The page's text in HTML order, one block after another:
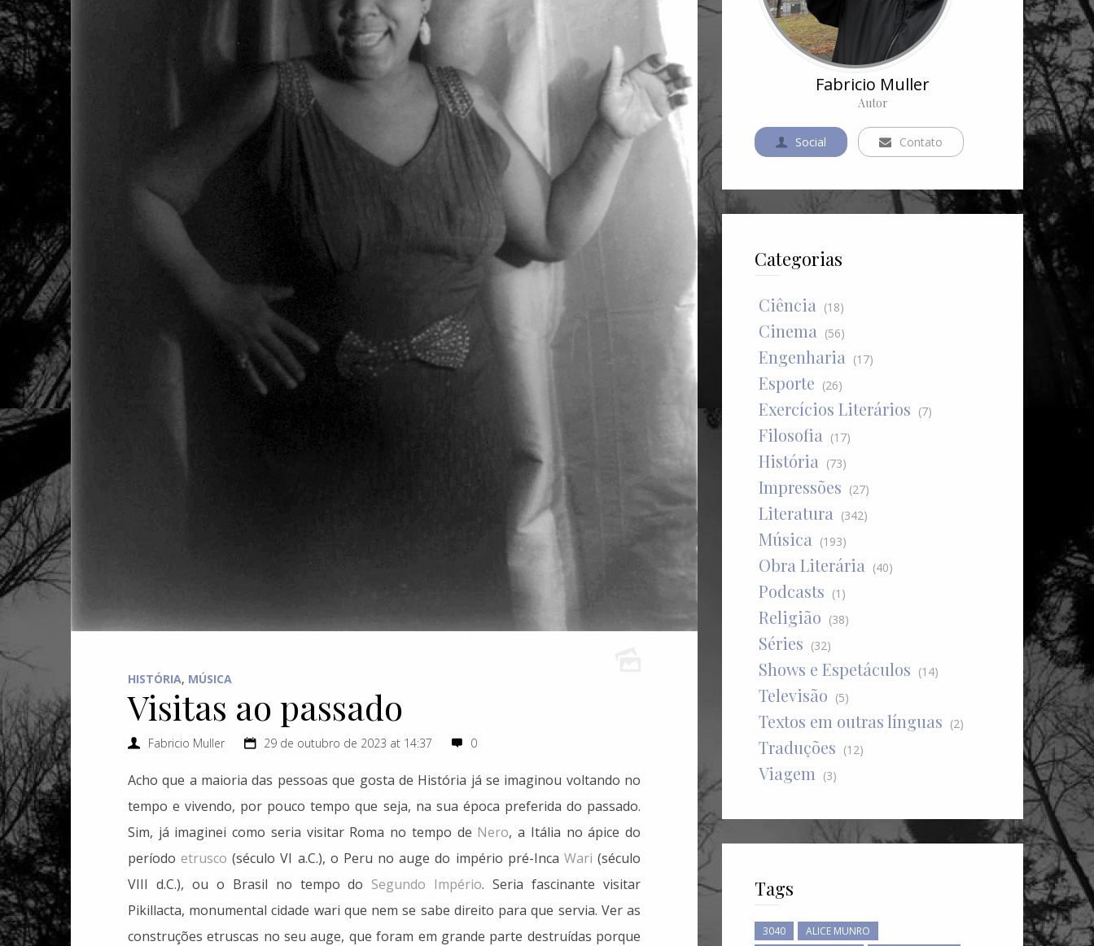
HISTÓRIA, MÚSICA
Visitas ao passado
Fabricio Muller 29 de outubro de 2023 at 14:37 0
Acho que a maioria das pessoas que gosta de História já se imaginou voltando no
tempo e vivendo, por pouco tempo que seja, na sua época preferida do passado.
Sim, já imaginei como seria visitar Roma no tempo de Nero, a Itália no ápice do
períodoetrusco (século VI a.C.), o Peru no auge do império pré-Inca Wari (século
VIII d.C.), ou o Brasil no tempo do Segundo Império. Seria fascinante visitar
Pikillacta, monumental cidade wari que nem se sabe direito para que servia. Ver as
construções etruscas no seu auge, que foram em grande parte destruídas porque
Fabricio Muller
Autor
Social Contato
Categorias
Ciência (18)
Cinema (56)
Engenharia (17)
Esporte (26)
Exercícios Literários (7)
Filosofia (17)
História (73)
Impressões (27)
Literatura (342)
Música (193)
Obra Literária (40)
Podcasts (1)
Religião (38)
Séries (32)
Shows e Espetáculos (14)
Televisão (5)
Textos em outras línguas (2)
Traduções (12)
Viagem (3)
Tags
3040
ALICE MUNRO